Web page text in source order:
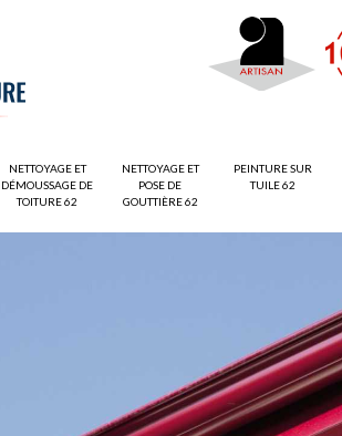
NETTOYAGE ET
DÉMOUSSAGE DE
TOITURE 62
NETTOYAGE ET
POSE DE
GOUTTIÈRE 62
PEINTURE SUR
TUILE 62